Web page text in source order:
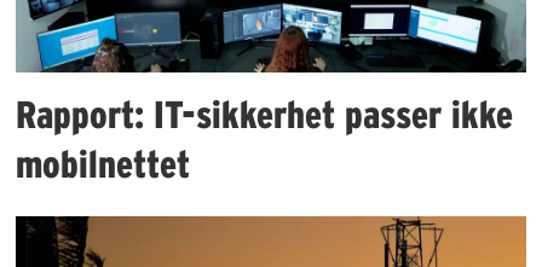
Rapport: IT-sikkerhet passer ikke
mobilnettet